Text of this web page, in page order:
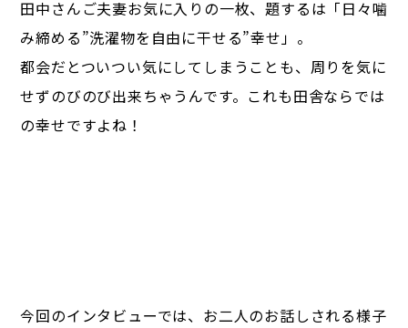
田中さんご夫妻お気に入りの一枚、題するは「日々噛
み締める”洗濯物を自由に干せる”幸せ」。
都会だとついつい気にしてしまうことも、周りを気に
せずのびのび出来ちゃうんです。これも田舎ならでは
の幸せですよね！
今回のインタビューでは、お二人のお話しされる様子